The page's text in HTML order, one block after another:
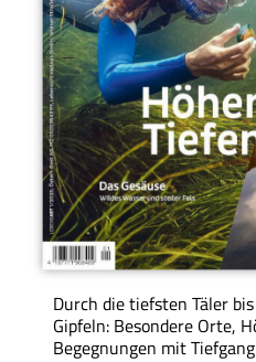
Durch die tiefsten Täler
Gipfeln: Besondere Orte,
Begegnungen mit